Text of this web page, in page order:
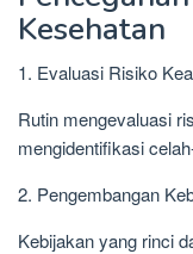
Kesehatan
1. Evaluasi Risiko
Rutin mengevaluasi
mengidentifikasi
2. Pengembangan
Kebijakan yang rinci